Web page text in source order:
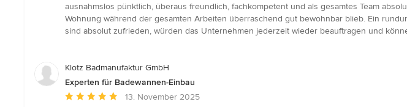
ausnahmslos pünktlich, überaus freundlich, fachkompetent und als gesamtes Team
Wohnung während der gesamten Arbeiten überraschend gut bewohnbar blieb. Ein
sind absolut zufrieden, würden das Unternehmen jederzeit wieder beauftragen und
Klotz Badmanufaktur GmbH
Experten für Badewannen-Einbau
Durchschnittliche13. November 2025